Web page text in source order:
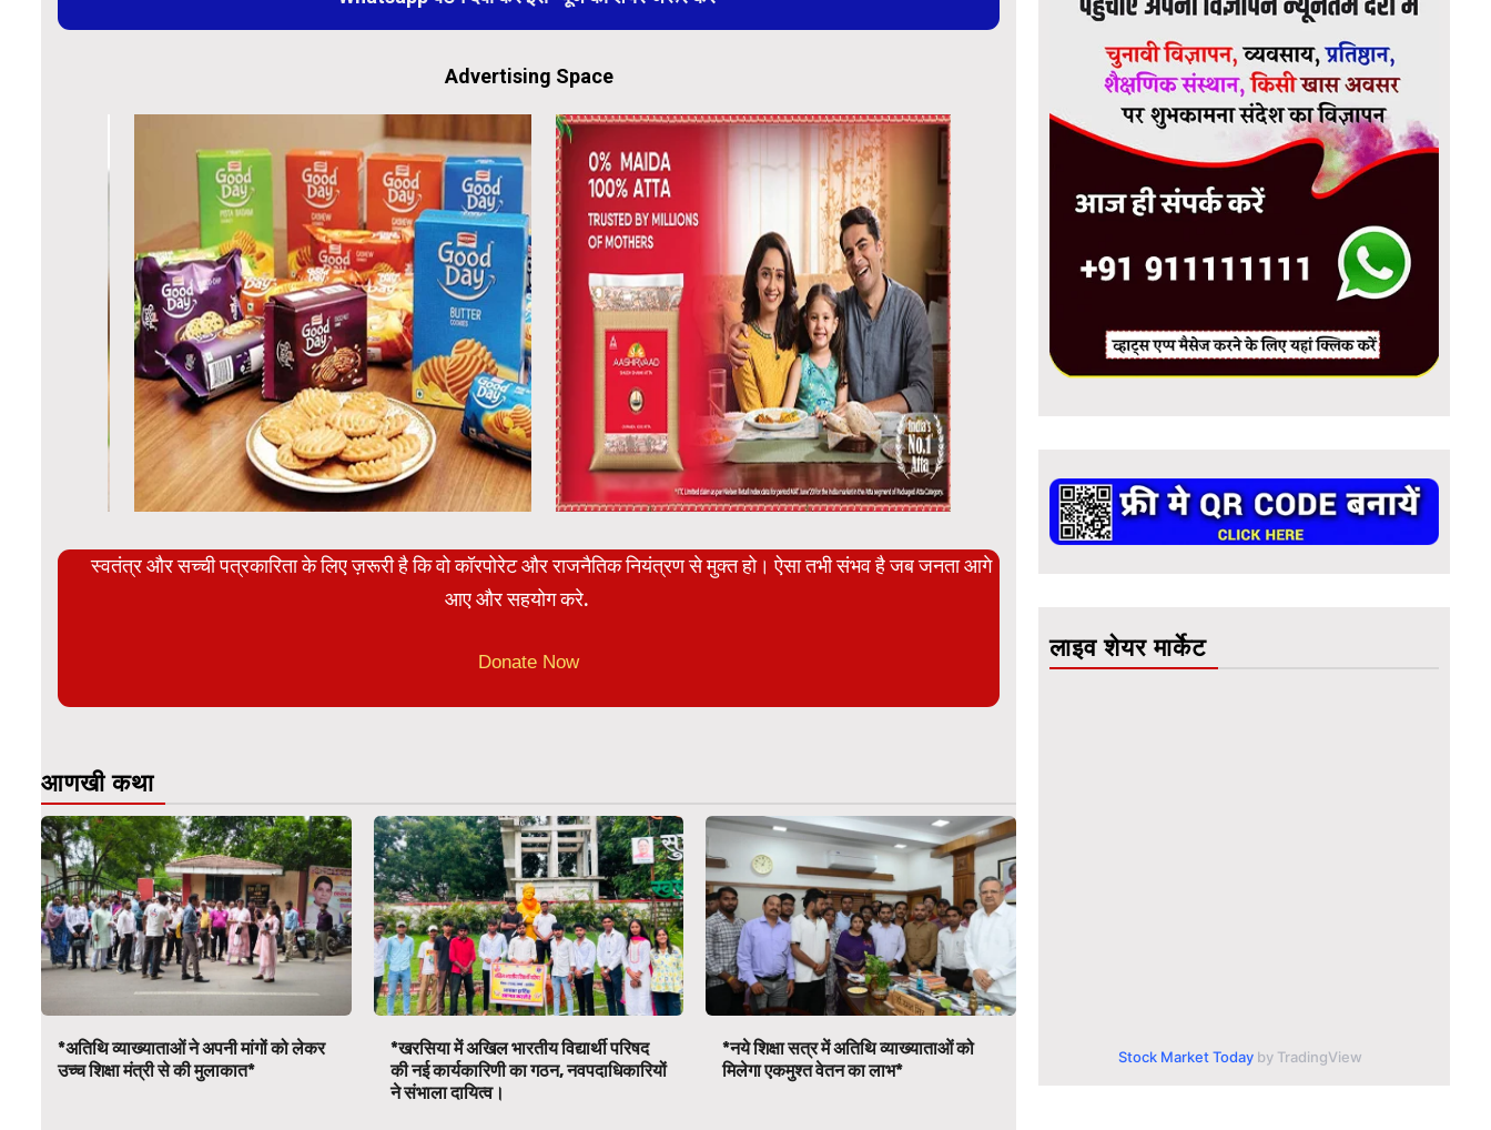
Advertising Space
स्वतंत्र और सच्ची पत्रकारिता के लिए ज़रूरी है कि वो कॉरपोरेट और राजनैतिक नियंत्रण से मुक्त हो। ऐसा तभी संभव है जब जनता आगे
आए और सहयोग करे.
Donate Now
आणखी कथा
*अतिथि व्याख्याताओं ने अपनी मांगों को लेकर
उच्च शिक्षा मंत्री से की मुलाकात*
*खरसिया में अखिल भारतीय विद्यार्थी परिषद
की नई कार्यकारिणी का गठन, नवपदाधिकारियों
ने संभाला दायित्व।
*नये शिक्षा सत्र में अतिथि व्याख्याताओं को
मिलेगा एकमुश्त वेतन का लाभ*
लाइव शेयर मार्केट
Stock Market Today by TradingView